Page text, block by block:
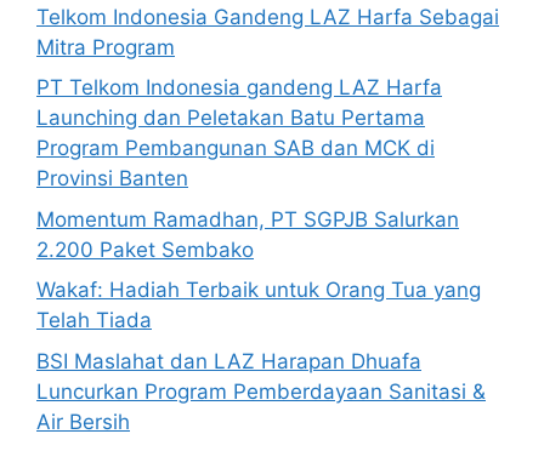
Telkom Indonesia Gandeng LAZ Harfa Sebagai
Mitra Program
PT Telkom Indonesia gandeng LAZ Harfa
Launching dan Peletakan Batu Pertama
Program Pembangunan SAB dan MCK di
Provinsi Banten
Momentum Ramadhan, PT SGPJB Salurkan
2.200 Paket Sembako
Wakaf: Hadiah Terbaik untuk Orang Tua yang
Telah Tiada
BSI Maslahat dan LAZ Harapan Dhuafa
Luncurkan Program Pemberdayaan Sanitasi &
Air Bersih